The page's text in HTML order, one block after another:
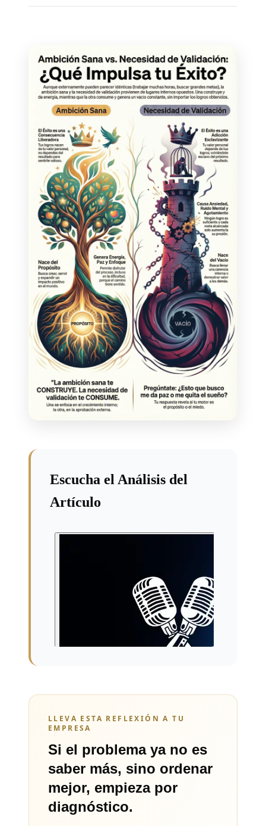
Escucha el Análisis del
Artículo
LLEVA ESTA REFLEXIÓN A TU
EMPRESA
Si el problema ya no es
saber más, sino ordenar
mejor, empieza por
diagnóstico.